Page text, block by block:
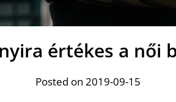
értékes a női
Posted on 2019-09-15